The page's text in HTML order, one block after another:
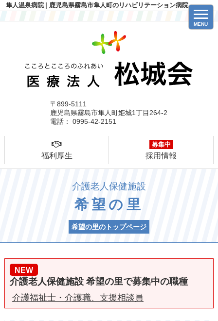
MENU
隼人温泉病院 | 鹿児島県霧島市隼人町のリハビリテーション病院
〒899-5111
鹿児島県霧島市隼人町姫城1丁目264-2
電話： 0995-42-2151
福利厚生
募集中
採用情報
介護老人保健施設
希望の里
希望の里のトップページ
NEW
介護老人保健施設 希望の里で募集中の職種
介護福祉士・介護職、支援相談員